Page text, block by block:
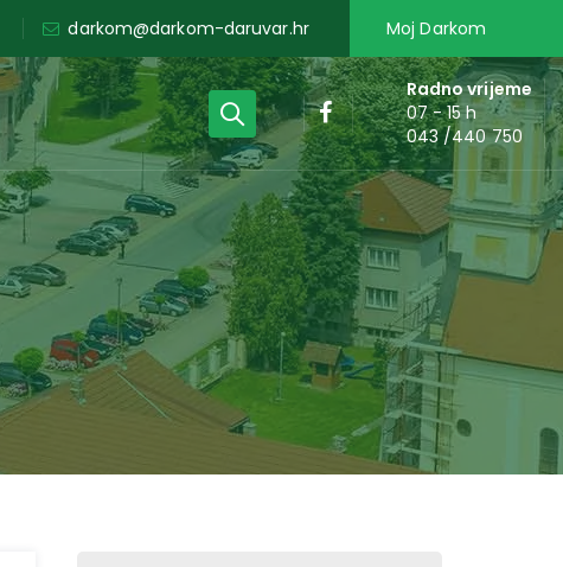
darkom@darkom-daruvar.hr Moj Darkom
Radno vrijeme
07 - 15 h
043 /440 750